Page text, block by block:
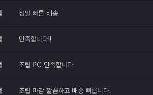
정말 빠른 배송
만족합니다!!
조립 PC 만족합니다
조립 마감 깔끔하고 배송 빠릅니다.